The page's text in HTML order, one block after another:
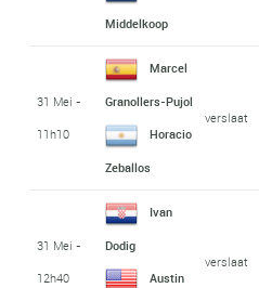
Middelkoop
31 Mei -
11h10
Marcel
Granollers-Pujol
Horacio
Zeballos
verslaat
31 Mei -
12h40
Ivan
Dodig
Austin
verslaat